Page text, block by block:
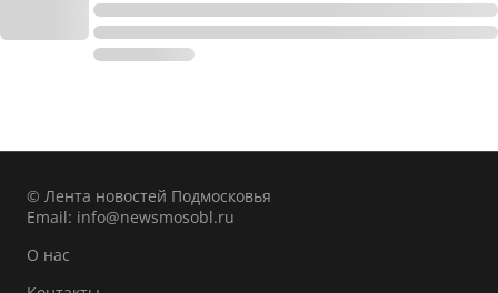
© Лента новостей Подмосковья
Email: info@newsmosobl.ru
О нас